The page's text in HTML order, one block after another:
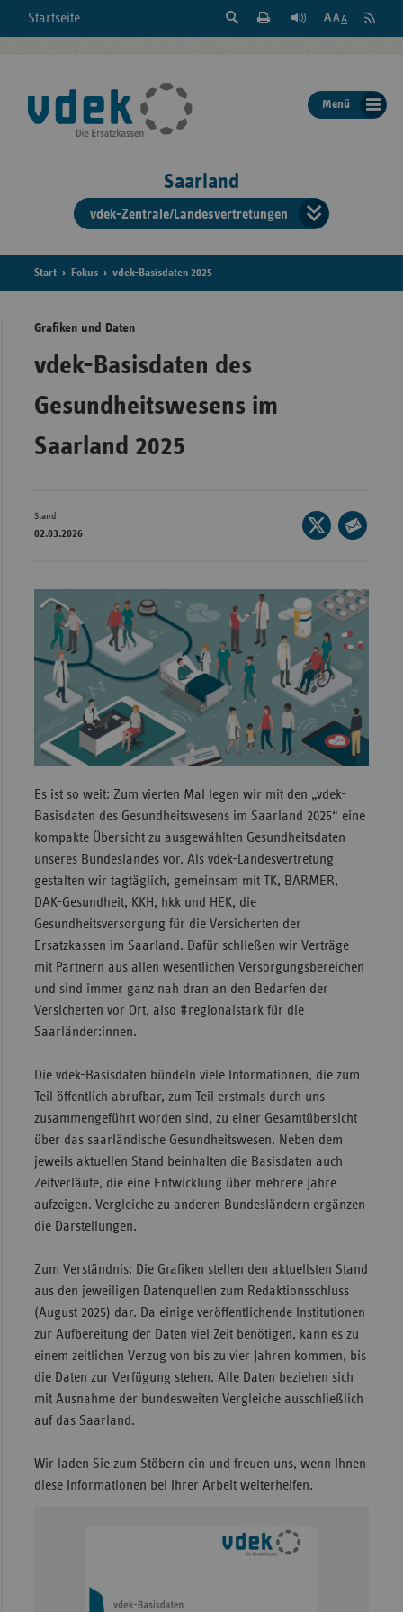
Startseite
Suche
der
Seite
Feed
Menü
Saarland
vdek-Zentrale/Landesvertretungen
der
Start Fokus vdek-Basisdaten 2025
Grafiken und Daten
vdek-Basisdaten des
Gesundheitswesens im
Saarland 2025
Stand:
02.03.2026
Seite
auf
E-
Mail
teilen
Es ist so weit: Zum vierten Mal legen wir mit den „vdek-
Basisdaten des Gesundheitswesens im Saarland 2025“ eine
kompakte Übersicht zu ausgewählten Gesundheitsdaten
unseres Bundeslandes vor. Als vdek-Landesvertretung
gestalten wir tagtäglich, gemeinsam mit TK, BARMER,
DAK-Gesundheit, KKH, hkk und HEK, die
Gesundheitsversorgung für die Versicherten der
Ersatzkassen im Saarland. Dafür schließen wir Verträge
mit Partnern aus allen wesentlichen Versorgungsbereichen
und sind immer ganz nah dran an den Bedarfen der
Versicherten vor Ort, also #regionalstark für die
Saarländer:innen.
Die vdek-Basisdaten bündeln viele Informationen, die zum
Teil öffentlich abrufbar, zum Teil erstmals durch uns
zusammengeführt worden sind, zu einer Gesamtübersicht
über das saarländische Gesundheitswesen. Neben dem
jeweils aktuellen Stand beinhalten die Basisdaten auch
Zeitverläufe, die eine Entwicklung über mehrere Jahre
aufzeigen. Vergleiche zu anderen Bundesländern ergänzen
die Darstellungen.
Zum Verständnis: Die Grafiken stellen den aktuellsten Stand
aus den jeweiligen Datenquellen zum Redaktionsschluss
(August 2025) dar. Da einige veröffentlichende Institutionen
zur Aufbereitung der Daten viel Zeit benötigen, kann es zu
einem zeitlichen Verzug von bis zu vier Jahren kommen, bis
die Daten zur Verfügung stehen. Alle Daten beziehen sich
mit Ausnahme der bundesweiten Vergleiche ausschließlich
auf das Saarland.
Wir laden Sie zum Stöbern ein und freuen uns, wenn Ihnen
diese Informationen bei Ihrer Arbeit weiterhelfen.